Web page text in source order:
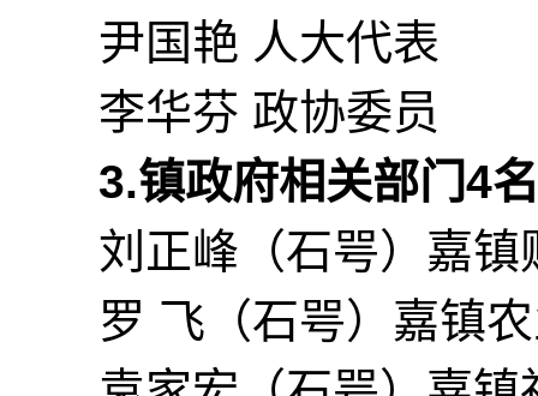
尹国艳 人大代表
李华芬 政协委员
3.镇政府相关部门4
刘正峰（石咢）嘉镇
罗 飞（石咢）嘉镇